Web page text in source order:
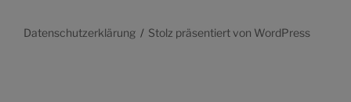
Datenschutzerklärung Stolz präsentiert von WordPress